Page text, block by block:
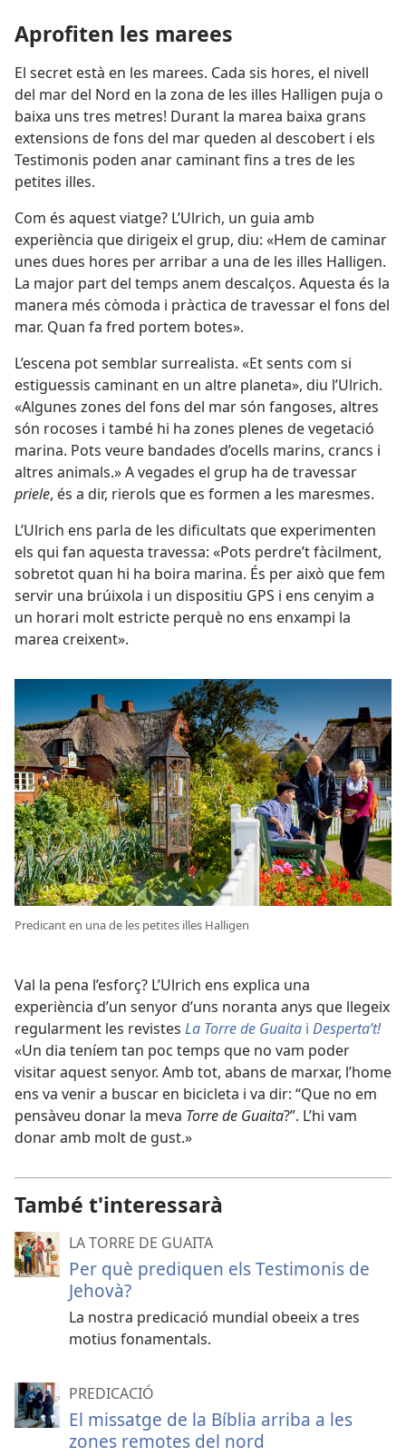
Aprofiten les marees
El secret està en les marees. Cada sis hores, el nivell
del mar del Nord en la zona de les illes Halligen puja o
baixa uns tres metres! Durant la marea baixa grans
extensions de fons del mar queden al descobert i els
Testimonis poden anar caminant fins a tres de les
petites illes.
Com és aquest viatge? L’Ulrich, un guia amb
experiència que dirigeix el grup, diu: «Hem de caminar
unes dues hores per arribar a una de les illes Halligen.
La major part del temps anem descalços. Aquesta és la
manera més còmoda i pràctica de travessar el fons del
mar. Quan fa fred portem botes».
L’escena pot semblar surrealista. «Et sents com si
estiguessis caminant en un altre planeta», diu l’Ulrich.
«Algunes zones del fons del mar són fangoses, altres
són rocoses i també hi ha zones plenes de vegetació
marina. Pots veure bandades d’ocells marins, crancs i
altres animals.» A vegades el grup ha de travessar
priele, és a dir, rierols que es formen a les maresmes.
L’Ulrich ens parla de les dificultats que experimenten
els qui fan aquesta travessa: «Pots perdre’t fàcilment,
sobretot quan hi ha boira marina. És per això que fem
servir una brúixola i un dispositiu GPS i ens cenyim a
un horari molt estricte perquè no ens enxampi la
marea creixent».
Predicant en una de les petites illes Halligen
Val la pena l’esforç? L’Ulrich ens explica una
experiència d’un senyor d’uns noranta anys que llegeix
regularment les revistes La Torre de Guaita i Desperta’t!
«Un dia teníem tan poc temps que no vam poder
visitar aquest senyor. Amb tot, abans de marxar, l’home
ens va venir a buscar en bicicleta i va dir: “Que no em
pensàveu donar la meva Torre de Guaita?”. L’hi vam
donar amb molt de gust.»
També t'interessarà
LA TORRE DE GUAITA
Per què prediquen els Testimonis de
Jehovà?
La nostra predicació mundial obeeix a tres
motius fonamentals.
PREDICACIÓ
El missatge de la Bíblia arriba a les
zones remotes del nord